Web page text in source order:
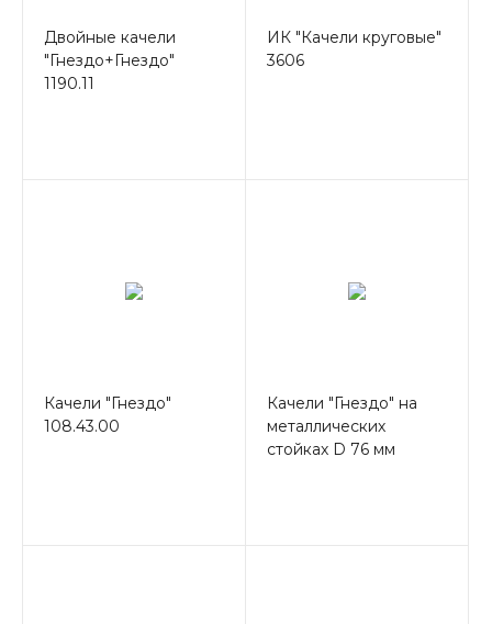
Двойные качели
"Гнездо+Гнездо"
1190.11
ИК "Качели круговые"
3606
Качели "Гнездо"
108.43.00
Качели "Гнездо" на
металлических
стойках D 76 мм